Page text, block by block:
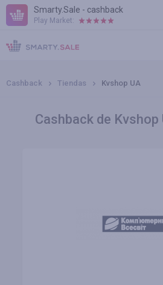
Smarty.Sale - cashback
Play Market:
AYUDA
TÉRMINOS DE USO
Cashback Tiendas Kvshop UA
Cashback de